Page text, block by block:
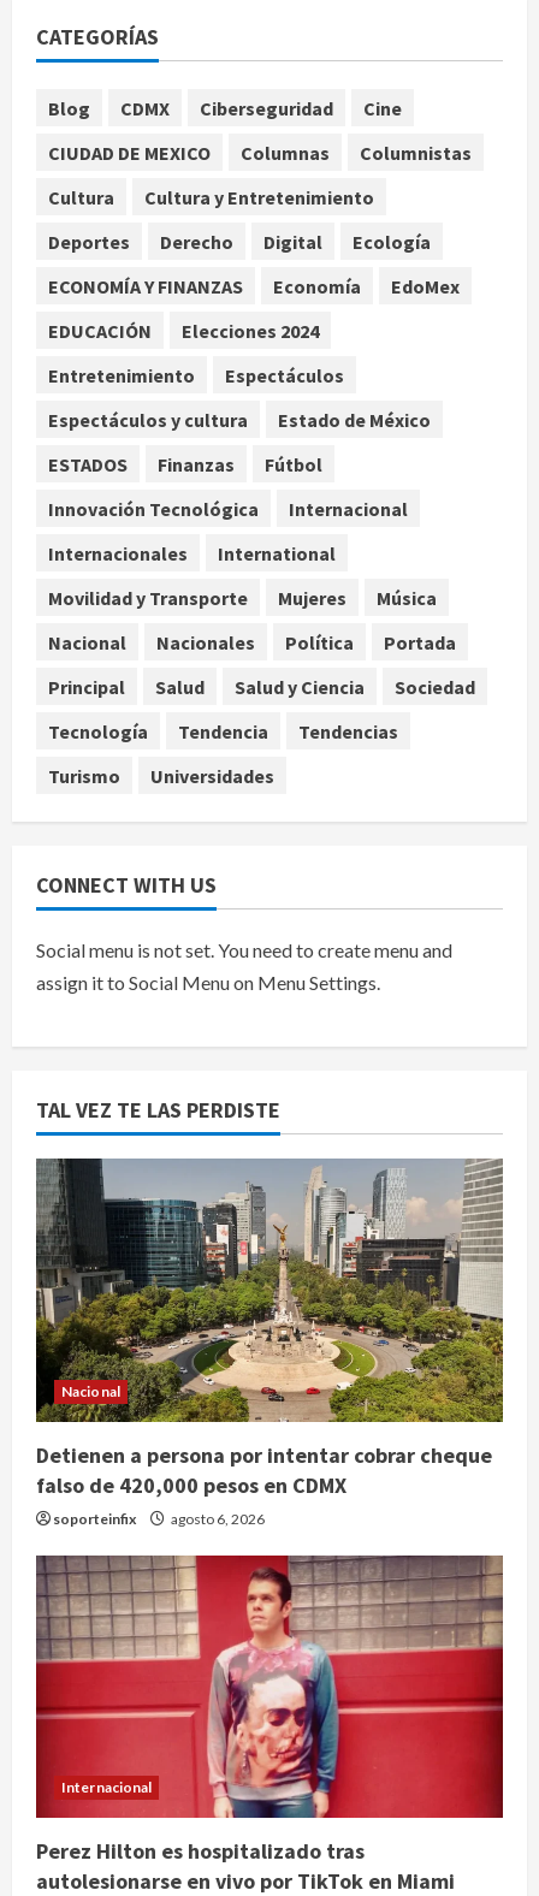
pesos en CDMX
Perez Hilton es hospitalizado tras
autolesionarse en vivo por TikTok
agosto 6, 2026
Aficionado encara a Mikel Arriola en
vuelo y exige regreso del ascenso
4
Salud
Sectores obrero y empresarial
piden al IMSS nuevo hospital en
agosto 6, 2026
Nacional
Falla en sistema Booster de El
de Tijuana
CATEGORÍAS
Blog CDMX Ciberseguridad
Cine
CIUDAD DE MEXICO
Columnas
Columnistas
Cultura
Cultura y Entretenimiento
Deportes
Derecho Digital
Ecología
ECONOMÍA Y FINANZAS
Economía
EdoMex
EDUCACIÓN
Elecciones 2024
Entretenimiento
Espectáculos
Espectáculos y cultura
Estado de México
ESTADOS
Finanzas
Fútbol
Innovación Tecnológica
Internacional
Internacionales
International
Movilidad y Transporte
Mujeres
Música
Nacional
Nacionales Política
Portada
Principal
Salud Salud y Ciencia
Sociedad
Tecnología
Tendencia
Tendencias
Turismo
Universidades
CONNECT WITH US
Social menu is not set. You need to create menu and
assign it to Social Menu on Menu Settings.
TAL VEZ TE LAS PERDISTE
Nacional
Detienen a persona por intentar cobrar cheque
falso de 420,000 pesos en CDMX
soporteinfix agosto 6, 2026
Internacional
Perez Hilton es hospitalizado tras
autolesionarse en vivo por TikTok en Miami